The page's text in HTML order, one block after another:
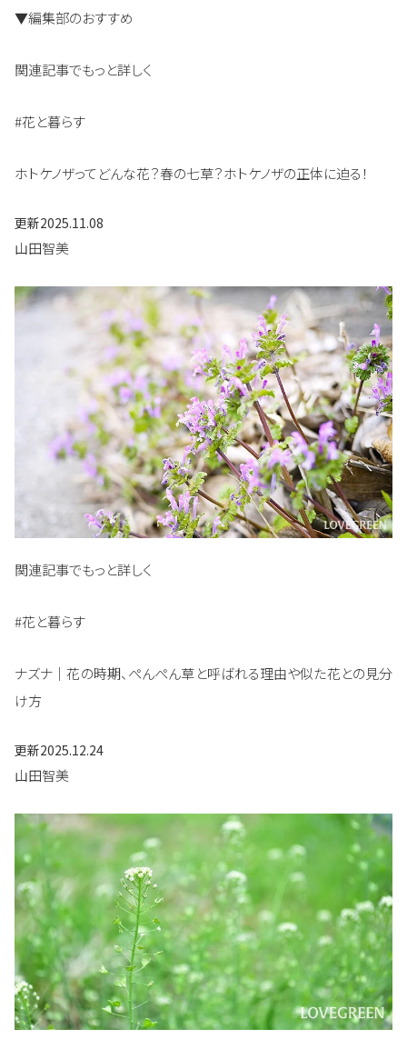
▼編集部のおすすめ
関連記事でもっと詳しく
#花と暮らす
ホトケノザってどんな花？春の七草？ホトケノザの正体に迫る！
更新2025.11.08
山田智美
関連記事でもっと詳しく
#花と暮らす
ナズナ｜花の時期、ぺんぺん草と呼ばれる理由や似た花との見分
け方
更新2025.12.24
山田智美